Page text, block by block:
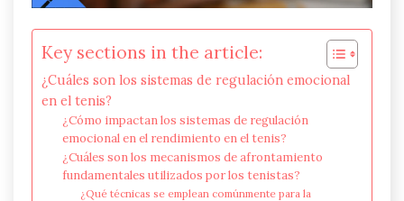
Key sections in the article:
¿Cuáles son los sistemas de regulación emocional
en el tenis?
¿Cómo impactan los sistemas de regulación
emocional en el rendimiento en el tenis?
¿Cuáles son los mecanismos de afrontamiento
fundamentales utilizados por los tenistas?
¿Qué técnicas se emplean comúnmente para la